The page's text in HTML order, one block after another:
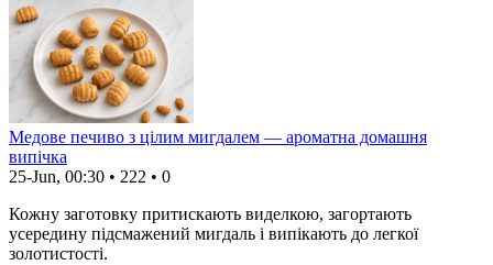
Медове печиво з цілим мигдалем — ароматна домашня
випічка
25-Jun, 00:30 • 222 • 0
Кожну заготовку притискають виделкою, загортають
усередину підсмажений мигдаль і випікають до легкої
золотистості.